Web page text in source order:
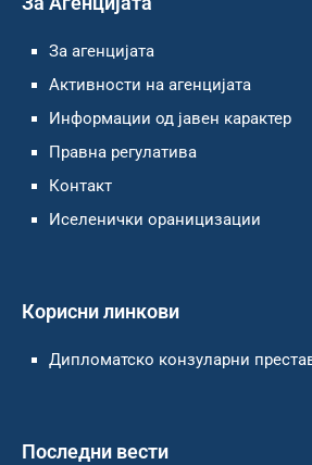
За агенцијата
Активности на агенцијата
Информации од јавен карактер
Правна регулатива
Контакт
Иселенички ораницизации
Корисни линкови
Дипломатско конзуларни
Последни вести